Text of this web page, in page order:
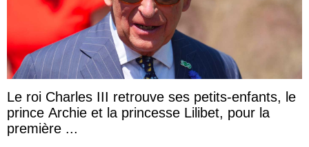
Le roi Charles III retrouve ses petits-enfants, le
prince Archie et la princesse Lilibet, pour la
première ...